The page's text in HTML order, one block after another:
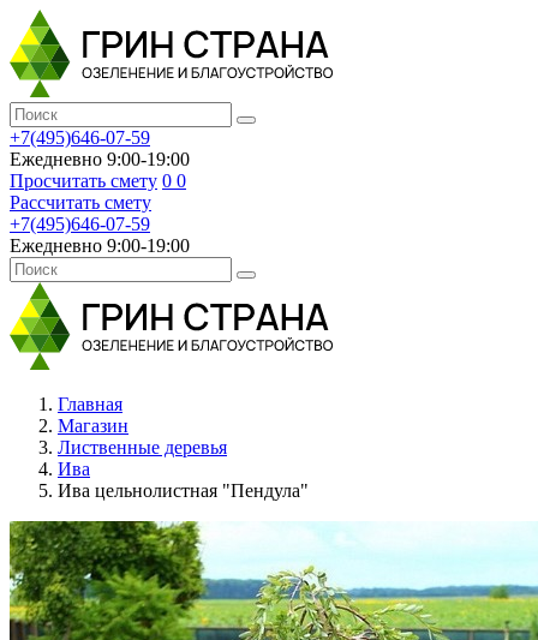
+7(495)646-07-59
Ежедневно 9:00-19:00
Просчитать смету 0 0
Рассчитать смету
+7(495)646-07-59
Ежедневно 9:00-19:00
Главная
Магазин
Лиственные деревья
Ива
Ива цельнолистная "Пендула"